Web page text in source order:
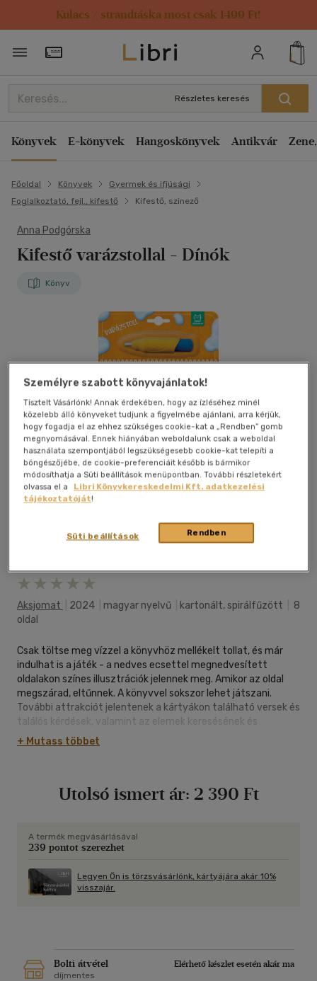
Kulacs / strandtáska most csak 1499 Ft!
Törzsvásárlói Kártya adatai
Részletes keresés
Könyvek E-könyvek Hangoskönyvek Antikvár
Főoldal Könyvek
Gyermek és ifjúsági
Foglalkoztató, fejl., kifestő
Kifestő, szinező
Anna Podgórska
Kifestő varázstollal - Dínók
Könyv
Aksjomat 2024 magyar nyelvű kartonált, spirálfűzött
8
oldal
Csak töltse meg vízzel a könyvhöz mellékelt tollat, és már
indulhat is a játék - a nedves ecsettel megnedvesített
oldalakon színes illusztrációk jelennek meg. Amikor az oldal
megszárad, eltűnnek. A könyvvel sokszor lehet játszani.
További attrakciót jelentenek a kártyákon található versek és
találós kérdések, valamint az elemek keresésének és
számlálásának gyakorlatai. Játék után öntse ki a vizet a
tollból, és tegye a csomagolásba.
+ Mutass többet
Utolsó ismert ár: 2 390 Ft
A termék megvásárlásával
239 pontot szerezhet
Legyen Ön is törzsvásárlónk, kártyájára akár 10%
visszajár.
Bolti átvétel
Elérhető készlet esetén akár ma
díjmentes
Személyre szabott könyvajánlatok!
Tisztelt Vásárlónk! Annak érdekében, hogy az ízléséhez minél
közelebb álló könyveket tudjunk a figyelmébe ajánlani, arra kérjük,
hogy fogadja el az ehhez szükséges cookie-kat a „Rendben” gomb
megnyomásával. Ennek hiányában weboldalunk csak a weboldal
használata szempontjából legszükségesebb cookie-kat telepíti a
böngészőjébe, de cookie-preferenciáit később is bármikor
módosíthatja a Süti beállítások menüpontban. További részletekért
olvassa el a
Libri Könyvkereskedelmi Kft. adatkezelési
tájékoztatóját!
Rendben
Süti beállítások